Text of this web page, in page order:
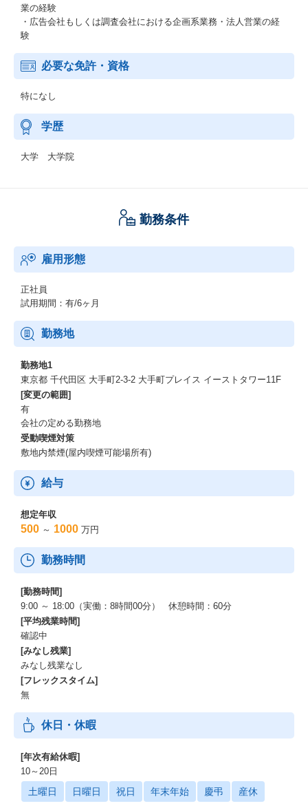
業の経験
・広告会社もしくは調査会社における企画系業務・法人営業の経
験
必要な免許・資格
特になし
学歴
大学 大学院
勤務条件
雇用形態
正社員
試用期間：有/6ヶ月
勤務地
勤務地1
東京都 千代田区 大手町2-3-2 大手町プレイス イーストタワー11F
[変更の範囲]
有
会社の定める勤務地
受動喫煙対策
敷地内禁煙(屋内喫煙可能場所有)
給与
想定年収
500 ～ 1000 万円
勤務時間
[勤務時間]
9:00 ～ 18:00（実働：8時間00分） 休憩時間：60分
[平均残業時間]
確認中
[みなし残業]
みなし残業なし
[フレックスタイム]
無
休日・休暇
[年次有給休暇]
10～20日
土曜日 日曜日 祝日 年末年始 慶弔 産休